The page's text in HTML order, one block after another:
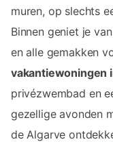
muren, op slechts
Binnen geniet je
en alle gemakken
vakantiewoningen
privézwembad en
gezellige avonden
de Algarve